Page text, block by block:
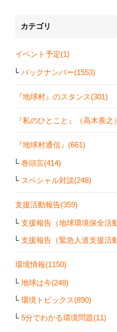
カテゴリ
イベント予定(1)
バックナンバー(1553)
『地球村』のスタンス(301)
『私のひとこと』（高木善之
『地球村通信』(661)
巻頭言(414)
スペシャル対談(248)
支援活動報告(359)
支援報告（地球環境保全活
支援報告（緊急人道支援活
環境情報(1150)
地球は今(248)
環境トピックス(890)
5分でわかる環境問題(11)